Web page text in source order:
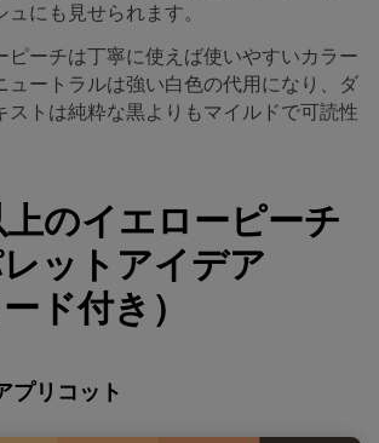
にも見せられます。
ピーチは丁寧に使えば使いやすいカラー
ュートラルは強い白色の代用になり、ダ
ストは純粋な黒よりもマイルドで可読性
のイエローピーチ
ットアイデア
ド付き）
プリコット